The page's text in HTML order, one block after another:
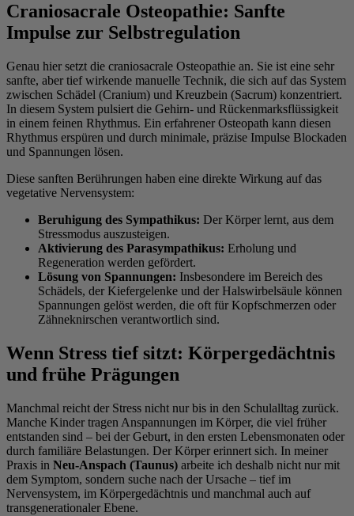
Craniosacrale Osteopathie: Sanfte
Impulse zur Selbstregulation
Genau hier setzt die craniosacrale Osteopathie an. Sie ist eine sehr
sanfte, aber tief wirkende manuelle Technik, die sich auf das System
zwischen Schädel (Cranium) und Kreuzbein (Sacrum) konzentriert.
In diesem System pulsiert die Gehirn- und Rückenmarksflüssigkeit
in einem feinen Rhythmus. Ein erfahrener Osteopath kann diesen
Rhythmus erspüren und durch minimale, präzise Impulse Blockaden
und Spannungen lösen.
Diese sanften Berührungen haben eine direkte Wirkung auf das
vegetative Nervensystem:
Beruhigung des Sympathikus: Der Körper lernt, aus dem
Stressmodus auszusteigen.
Aktivierung des Parasympathikus: Erholung und
Regeneration werden gefördert.
Lösung von Spannungen: Insbesondere im Bereich des
Schädels, der Kiefergelenke und der Halswirbelsäule können
Spannungen gelöst werden, die oft für Kopfschmerzen oder
Zähneknirschen verantwortlich sind.
Wenn Stress tief sitzt: Körpergedächtnis
und frühe Prägungen
Manchmal reicht der Stress nicht nur bis in den Schulalltag zurück.
Manche Kinder tragen Anspannungen im Körper, die viel früher
entstanden sind – bei der Geburt, in den ersten Lebensmonaten oder
durch familiäre Belastungen. Der Körper erinnert sich. In meiner
Praxis in Neu-Anspach (Taunus) arbeite ich deshalb nicht nur mit
dem Symptom, sondern suche nach der Ursache – tief im
Nervensystem, im Körpergedächtnis und manchmal auch auf
transgenerationaler Ebene.